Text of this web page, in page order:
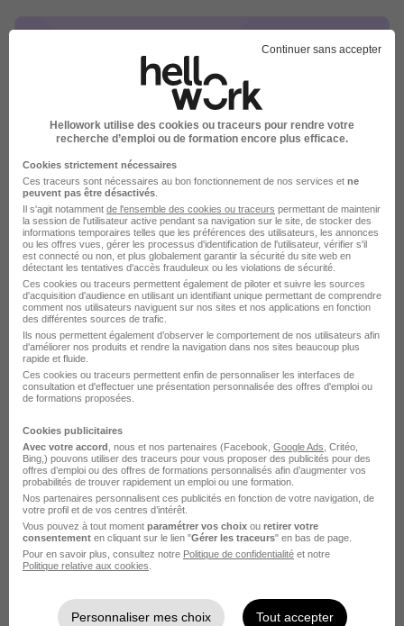
Coffreur Bancheur H/F
Metier Interim & CDI
Ancenis-Saint-Géréon - 44
12,31 - 16 € / heure
Voir l’offre
il y a 17 jours
Maçon - Maçonne H/F
Orée d'Anjou - 49 CDI 2 100 - 2 700 € / mois
Voir l’offre
Continuer sans accepter
Hellowork utilise des cookies ou traceurs pour rendre votre
recherche d’emploi ou de formation encore plus efficace.
Cookies strictement nécessaires
Ces traceurs sont nécessaires au bon fonctionnement de nos services et ne
peuvent pas être désactivés
Il s'agit notamment de l'ensemble des cookies ou traceurs permettant de maintenir
la session de l'utilisateur active pendant sa navigation sur le site, de stocker des
informations temporaires telles que les préférences des utilisateurs, les annonces
ou les offres vues, gérer les processus d'identification de l'utilisateur, vérifier s'il
est connecté ou non, et plus globalement garantir la sécurité du site web en
détectant les tentatives d'accès frauduleux ou les violations de sécurité.
Ces cookies ou traceurs permettent également de piloter et suivre les sources
d'acquisition d'audience en utilisant un identifiant unique permettant de comprendre
comment nos utilisateurs naviguent sur nos sites et nos applications en fonction
des différentes sources de trafic.
Ils nous permettent également d’observer le comportement de nos utilisateurs afin
d'améliorer nos produits et rendre la navigation dans nos sites beaucoup plus
rapide et fluide.
Ces cookies ou traceurs permettent enfin de personnaliser les interfaces de
consultation et d'effectuer une présentation personnalisée des offres d'emploi ou
de formations proposées.
Cookies publicitaires
Avec votre accord , nous et nos partenaires (Facebook, Google Ads , Critéo,
Bing,) pouvons utiliser des traceurs pour vous proposer des publicités pour des
offres d’emploi ou des offres de formations personnalisés afin d’augmenter vos
probabilités de trouver rapidement un emploi ou une formation.
Nos partenaires personnalisent ces publicités en fonction de votre navigation, de
votre profil et de vos centres d’intérêt.
Vous pouvez à tout moment paramétrer vos choix ou retirer votre
consentement en cliquant sur le lien "Gérer les traceurs" en bas de page.
Pour en savoir plus, consultez notre Politique de confidentialité et notre
Politique relative aux cookies
Personnaliser mes choix Tout accepter